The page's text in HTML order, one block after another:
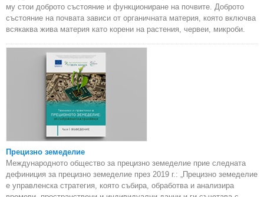
му стои доброто състояние и функциониране на почвите. Доброто
състояние на почвата зависи от органичната материя, която включва
всякаква жива материя като корени на растения, червеи, микроби.
Прецизно земеделие
Международното общество за прецизно земеделие прие следната
дефиниция за прецизно земеделие през 2019 г.: „Прецизно земеделие
е управленска стратегия, която събира, обработва и анализира